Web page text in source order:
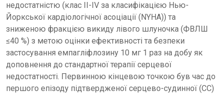
недостатністю (клас II-IV за класифікацією Нью-
Йоркської кардіологічної асоціації (NYHA)) та
зниженою фракцією викиду лівого шлуночка (ФВЛШ
≤40 %) з метою оцінки ефективності та безпеки
застосування емпагліфлозину 10 мг 1 раз на добу як
доповнення до стандартної терапії серцевої
недостатності. Первинною кінцевою точкою був час до
першого епізоду підтвердженої серцево-судинної (СС)